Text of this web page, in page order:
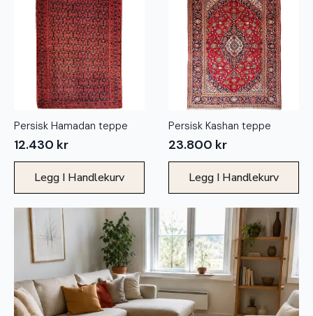
Persisk Hamadan teppe
12.430 kr
Legg I Handlekurv
Persisk Kashan teppe
23.800 kr
Legg I Handlekurv